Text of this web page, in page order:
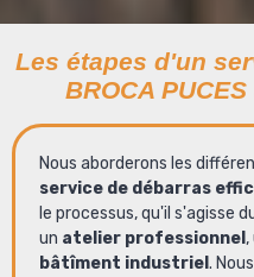
Les étapes d'un
BROCA
Nous aborderons les
service de débarras
le processus, qu'il s'agisse
un atelier professionnel
bâtîment industriel .